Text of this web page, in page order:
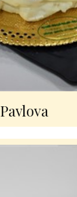
Pavlova